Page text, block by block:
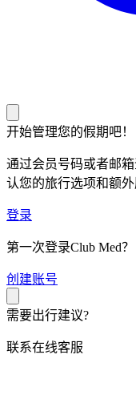
开始管理您的假期吧！
通过会员号码或者邮
认您的旅行选项和额外
登录
第一次登录Club Med？
创 建账号
需要出行建议?
联系在线客服